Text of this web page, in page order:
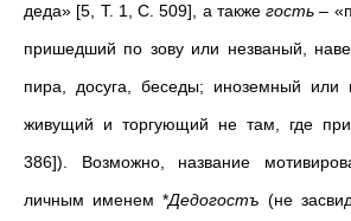
деда» [5, Т. 1, С. 509], а такжегость –
пришедший по зову или незваный,
пира, досуга, беседы; иноземный или
живущий и торгующий не там, где
386]). Возможно, название
личным именем *Дедогостъ (не